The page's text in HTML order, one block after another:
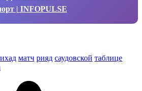
| INFOPULSE
матч рияд саудовской таблице